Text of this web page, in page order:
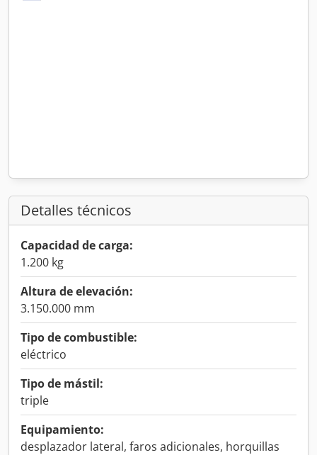
Detalles técnicos
Capacidad de carga:
1.200 kg
Altura de elevación:
3.150.000 mm
Tipo de combustible:
eléctrico
Tipo de mástil:
triple
Equipamiento:
desplazador lateral, faros adicionales, horquillas